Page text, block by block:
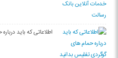
اطلاعاتی که باید